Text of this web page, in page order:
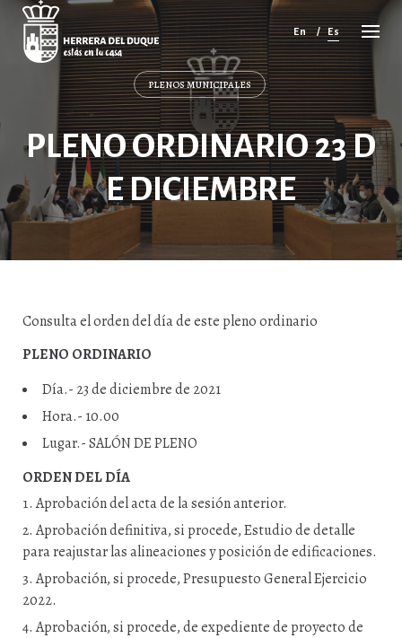
Cancelar
comentario
En Es
PLENOS MUNICIPALES
PLENO ORDINARIO 23 D
E DICIEMBRE
Consulta el orden del día de este pleno ordinario
PLENO ORDINARIO
Día.- 23 de diciembre de 2021
Hora.- 10.00
Lugar.- SALÓN DE PLENO
ORDEN DEL DÍA
Aprobación del acta de la sesión anterior.
Aprobación definitiva, si procede, Estudio de detalle
para reajustar las alineaciones y posición de edificaciones.
Aprobación, si procede, Presupuesto General Ejercicio
2022.
Aprobación, si procede, de expediente de proyecto de